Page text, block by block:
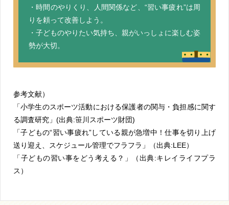
・時間のやりくり、人間関係など、“習い事疲れ”は周
りを頼って改善しよう。
・子どものやりたい気持ち、親がいっしょに楽しむ姿
勢が大切。
参考文献）
「小学生のスポーツ活動における保護者の関与・負担感に関す
る調査研究」(出典:笹川スポーツ財団)
「子どもの“習い事疲れ”している親が急増中！仕事を切り上げ
送り迎え、スケジュール管理でフラフラ」（出典:LEE）
「子どもの習い事をどう考える？」（出典:キレイライフプラ
ス）